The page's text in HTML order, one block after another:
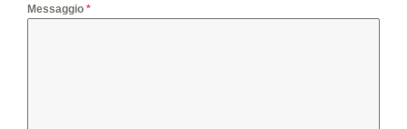
Messaggio *